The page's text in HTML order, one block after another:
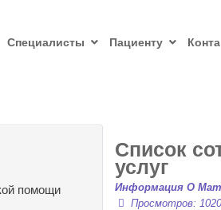
Специалисты Пациенту
помощи
Список
услуг
Информация О
Просмотров: